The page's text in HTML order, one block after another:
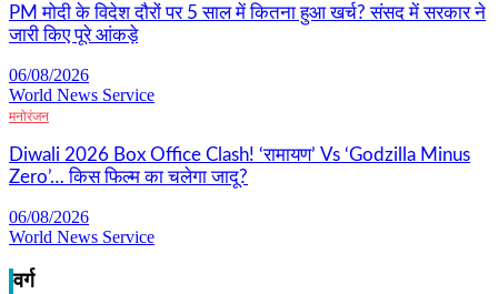
PM मोदी के विदेश दौरों पर 5 साल में कितना हुआ खर्च? संसद में सरकार ने
जारी किए पूरे आंकड़े
06/08/2026
World News Service
मनोरंजन
Diwali 2026 Box Office Clash! ‘रामायण’ Vs ‘Godzilla Minus
Zero’… किस फिल्म का चलेगा जादू?
06/08/2026
World News Service
वर्ग